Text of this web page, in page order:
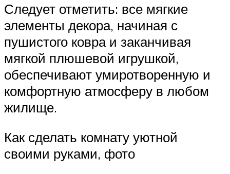
Следует отметить: все мягкие
элементы декора, начиная с
пушистого ковра и заканчивая
мягкой плюшевой игрушкой,
обеспечивают умиротворенную и
комфортную атмосферу в любом
жилище.
Как сделать комнату уютной
своими руками, фото